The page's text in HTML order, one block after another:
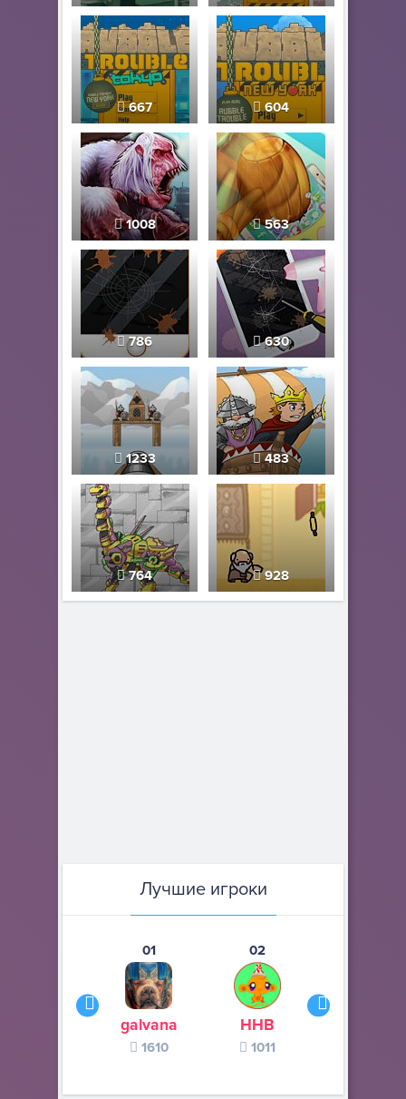
667 604
1008 563
786 630
1233 483
764 928
Лучшие игроки
01
galvana
1610
02
ННВ
1011